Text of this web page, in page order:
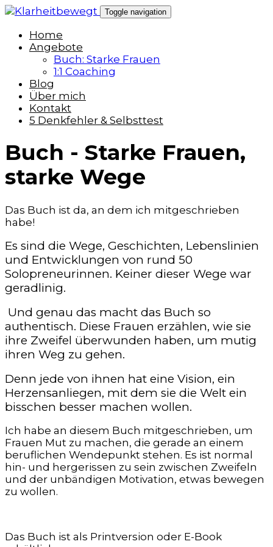
Skip
content
Toggle navigation
Home
Angebote
Buch: Starke Frauen
1:1 Coaching
Blog
Über mich
Kontakt
5 Denkfehler & Selbsttest
Buch - Starke Frauen,
starke Wege
Das Buch ist da, an dem ich mitgeschrieben
habe!
Es sind die Wege, Geschichten, Lebenslinien
und Entwicklungen von rund 50
Solopreneurinnen. Keiner dieser Wege war
geradlinig.
Und genau das macht das Buch so
authentisch. Diese Frauen erzählen, wie sie
ihre Zweifel überwunden haben, um mutig
ihren Weg zu gehen.
Denn jede von ihnen hat eine Vision, ein
Herzensanliegen, mit dem sie die Welt ein
bisschen besser machen wollen.
Ich habe an diesem Buch mitgeschrieben, um
Frauen Mut zu machen, die gerade an einem
beruflichen Wendepunkt stehen. Es ist normal
hin- und hergerissen zu sein zwischen Zweifeln
und der unbändigen Motivation, etwas bewegen
zu wollen.
Das Buch ist als Printversion oder E-Book